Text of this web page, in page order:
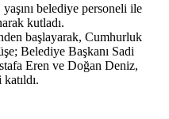
belediye personeli ile
kutladı.
başlayarak, Cumhurluk
Belediye Başkanı Sadi
Eren ve Doğan Deniz,